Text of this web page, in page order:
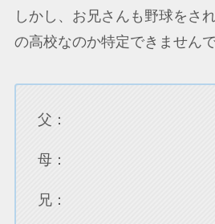
しかし、お兄さんも野球をさ
の高校なのか特定できませんで
父：
母：
兄：